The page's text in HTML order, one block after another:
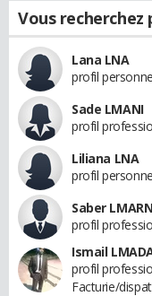
Vous
Lana LNA
profil
Sade LMANI
profil
Liliana LNA
profil
Saber
profil
Ismail
profil
Facturie/